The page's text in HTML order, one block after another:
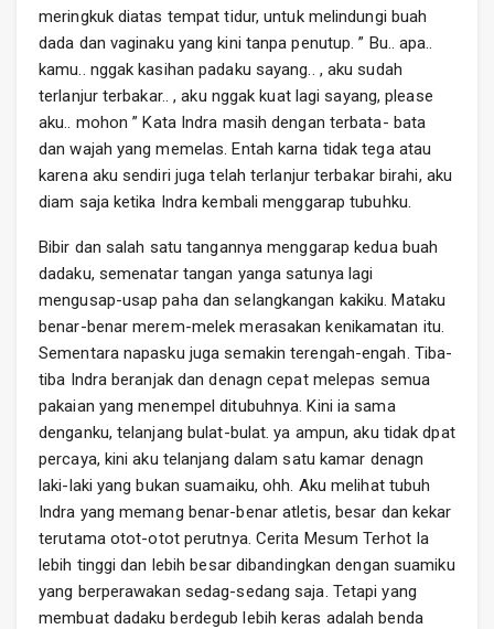
meringkuk diatas tempat tidur, untuk melindungi buah
dada dan vaginaku yang kini tanpa penutup. ” Bu.. apa..
kamu.. nggak kasihan padaku sayang.. , aku sudah
terlanjur terbakar.. , aku nggak kuat lagi sayang, please
aku.. mohon ” Kata Indra masih dengan terbata- bata
dan wajah yang memelas. Entah karna tidak tega atau
karena aku sendiri juga telah terlanjur terbakar birahi, aku
diam saja ketika Indra kembali menggarap tubuhku.
Bibir dan salah satu tangannya menggarap kedua buah
dadaku, semenatar tangan yanga satunya lagi
mengusap-usap paha dan selangkangan kakiku. Mataku
benar-benar merem-melek merasakan kenikamatan itu.
Sementara napasku juga semakin terengah-engah. Tiba-
tiba Indra beranjak dan denagn cepat melepas semua
pakaian yang menempel ditubuhnya. Kini ia sama
denganku, telanjang bulat-bulat. ya ampun, aku tidak dpat
percaya, kini aku telanjang dalam satu kamar denagn
laki-laki yang bukan suamaiku, ohh. Aku melihat tubuh
Indra yang memang benar-benar atletis, besar dan kekar
terutama otot-otot perutnya. Cerita Mesum Terhot Ia
lebih tinggi dan lebih besar dibandingkan dengan suamiku
yang berperawakan sedag-sedang saja. Tetapi yang
membuat dadaku berdegub lebih keras adalah benda